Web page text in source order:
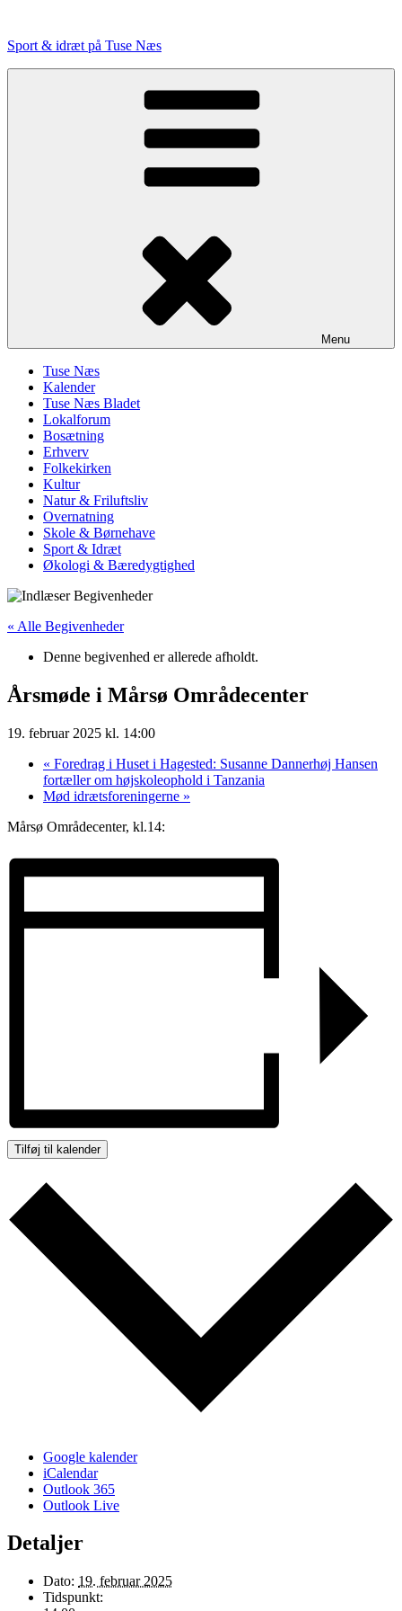
indhold
Sport & idræt på Tuse Næs
Menu
Tuse Næs
Kalender
Tuse Næs Bladet
Lokalforum
Bosætning
Erhverv
Folkekirken
Kultur
Natur & Friluftsliv
Overnatning
Skole & Børnehave
Sport & Idræt
Økologi & Bæredygtighed
« Alle Begivenheder
Denne begivenhed er allerede afholdt.
Årsmøde i Mårsø Områdecenter
19. februar 2025 kl. 14:00
« Foredrag i Huset i Hagested: Susanne Dannerhøj Hansen
fortæller om højskoleophold i Tanzania
Mød idrætsforeningerne »
Mårsø Områdecenter, kl.14:
Tilføj til kalender
Google kalender
iCalendar
Outlook 365
Outlook Live
Detaljer
Dato: 19. februar 2025
Tidspunkt: